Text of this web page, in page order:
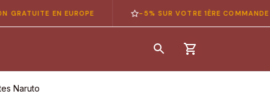
EN EUROPE -5% SUR VOTRE 1ÈRE COMMANDE —
Naruto